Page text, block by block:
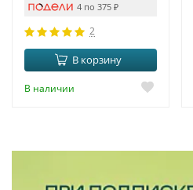
4 по 375 ₽
2
В корзину
В наличии